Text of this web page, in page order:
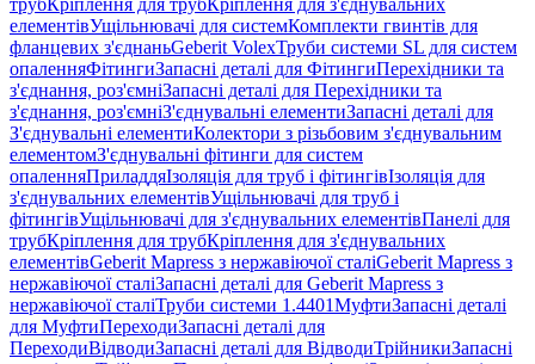
трубКріплення для трубКріплення для з'єднувальних
елементівУщільнювачі для системКомплекти гвинтів для
фланцевих з'єднаньGeberit VolexТруби системи SL для систем
опаленняФітингиЗапасні деталі для ФітингиПерехідники та
з'єднання, роз'ємніЗапасні деталі для Перехідники та
з'єднання, роз'ємніЗ'єднувальні елементиЗапасні деталі для
З'єднувальні елементиКолектори з різьбовим з'єднувальним
елементомЗ'єднувальні фітинги для систем
опаленняПриладдяІзоляція для труб і фітингівІзоляція для
з'єднувальних елементівУщільнювачі для труб і
фітингівУщільнювачі для з'єднувальних елементівПанелі для
трубКріплення для трубКріплення для з'єднувальних
елементівGeberit Mapress з нержавіючої сталіGeberit Mapress з
нержавіючої сталіЗапасні деталі для Geberit Mapress з
нержавіючої сталіТруби системи 1.4401МуфтиЗапасні деталі
для МуфтиПереходиЗапасні деталі для
ПереходиВідводиЗапасні деталі для ВідводиТрійникиЗапасні